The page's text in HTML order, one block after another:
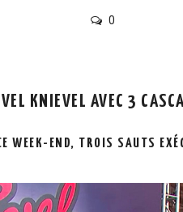
0
KNIEVEL AVEC 3
WEEK-END, TROIS SAUTS